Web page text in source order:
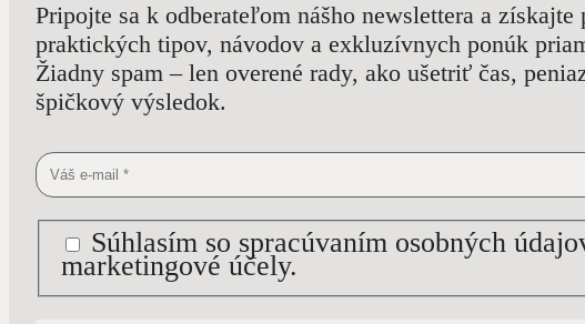
Pripojte sa k odberateľom nášho newslettera a
praktických tipov, návodov a exkluzívnych ponúk
Žiadny spam – len overené rady, ako ušetriť čas,
špičkový výsledok.
Súhlasím so spracúvaním osobných
marketingové účely.